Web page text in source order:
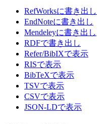
RefWorksに書き出し
EndNoteに書き出し
Mendeleyに書き出し
RDFで書き出し
Refer/BibIXで表示
RISで表示
BibTeXで表示
TSVで表示
CSVで表示
JSON-LDで表示